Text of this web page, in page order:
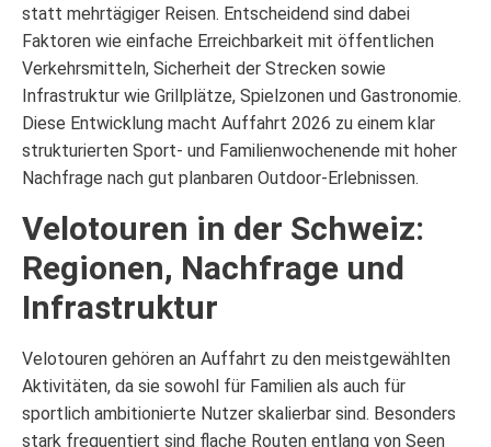
statt mehrtägiger Reisen. Entscheidend sind dabei
Faktoren wie einfache Erreichbarkeit mit öffentlichen
Verkehrsmitteln, Sicherheit der Strecken sowie
Infrastruktur wie Grillplätze, Spielzonen und Gastronomie.
Diese Entwicklung macht Auffahrt 2026 zu einem klar
strukturierten Sport- und Familienwochenende mit hoher
Nachfrage nach gut planbaren Outdoor-Erlebnissen.
Velotouren in der Schweiz:
Regionen, Nachfrage und
Infrastruktur
Velotouren gehören an Auffahrt zu den meistgewählten
Aktivitäten, da sie sowohl für Familien als auch für
sportlich ambitionierte Nutzer skalierbar sind. Besonders
stark frequentiert sind flache Routen entlang von Seen